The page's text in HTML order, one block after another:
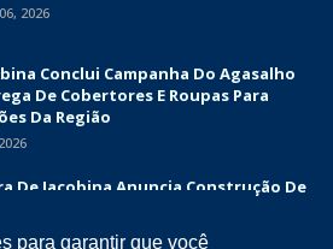
para garantir que você
2026
Conclui Campanha Do Agasalho
De Cobertores E Roupas Para
Da Região
De Jacobina Anuncia Construção De
R$ 1,7 Milhão